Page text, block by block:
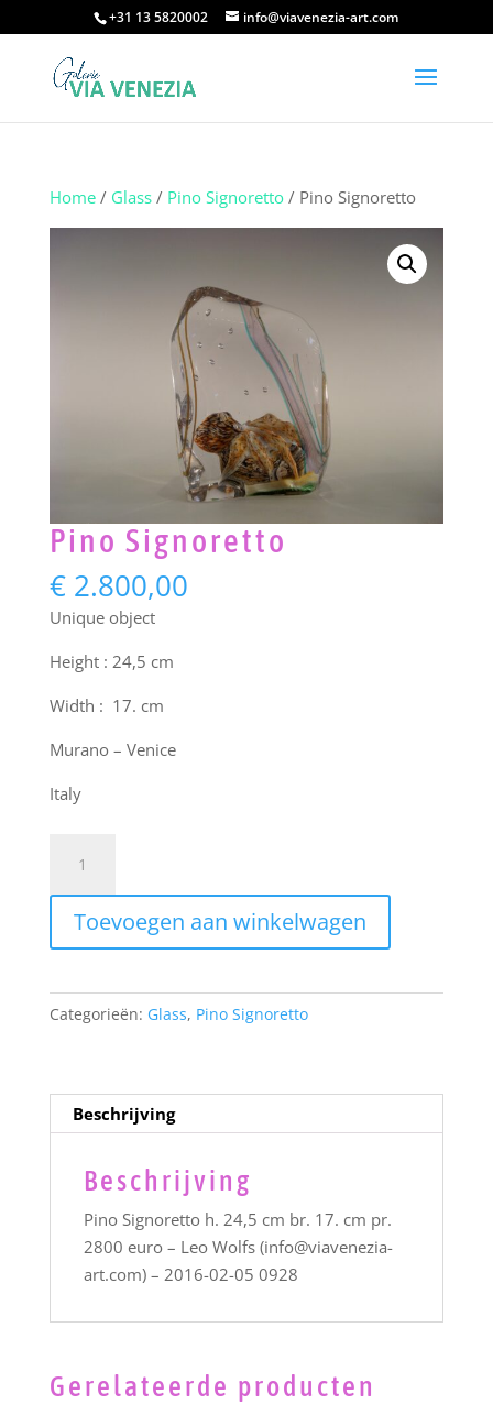
+31 13 5820002 info@viavenezia-art.com
Home/ Glass/ Pino Signoretto/ Pino Signoretto
Pino Signoretto
€2.800,00
Unique object
Height : 24,5 cm
Width : 17. cm
Murano – Venice
Italy
Signoretto
aantal
Toevoegen aan winkelwagen
Categorieën: Glass, Pino Signoretto
Beschrijving
Beschrijving
Pino Signoretto h. 24,5 cm br. 17. cm pr.
2800 euro – Leo Wolfs (info@viavenezia-
art.com) – 2016-02-05 0928
Gerelateerde producten